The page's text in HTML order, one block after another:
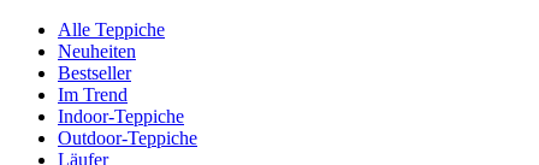
Alle Teppiche
Neuheiten
Bestseller
Im Trend
Indoor-Teppiche
Outdoor-Teppiche
Läufer